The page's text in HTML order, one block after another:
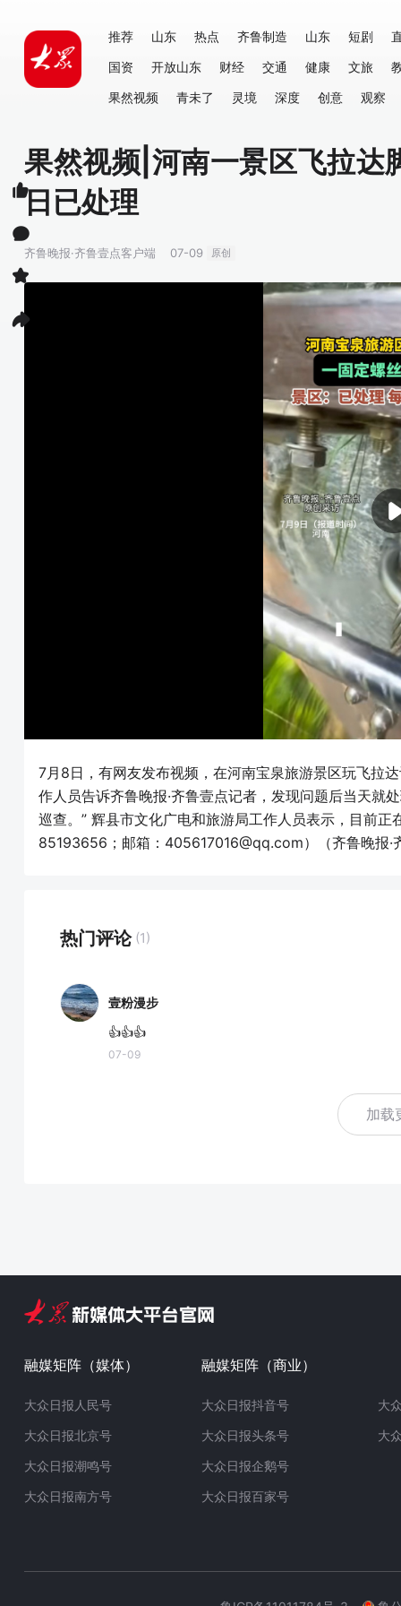
推荐 山东 热点 齐鲁制造 山东 短剧
国资
开放山东 财经 交通 健康 文旅
果然视频
青未了 灵境 深度 创意 观察
果然视频|河南一景区飞拉达
日已处理
齐鲁晚报·齐鲁壹点客户端 07-09 原创
7月8日，有网友发布视频，在河南宝泉旅游景区玩飞拉
作人员告诉齐鲁晚报·齐鲁壹点记者，发现问题后当天就
巡查。” 辉县市文化广电和旅游局工作人员表示，目前
85193656；邮箱：405617016@qq.com）（齐鲁晚报·
热门评论 (1)
壹粉漫步
👍👍👍
07-09
加载
融媒矩阵（媒体）
大众日报人民号
大众日报北京号
大众日报潮鸣号
大众日报南方号
融媒矩阵（商业）
大众日报抖音号
大众日报头条号
大众日报企鹅号
大众日报百家号
大
大